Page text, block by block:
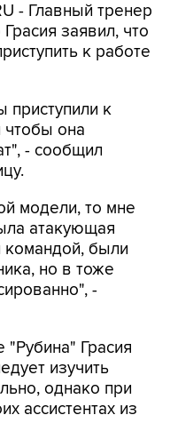
- Главный тренер
заявил, что
к работе
к
чтобы она
- сообщил
модели, то мне
атакующая
были
но в тоже
-
Грасия
изучить
однако при
ассистентах из